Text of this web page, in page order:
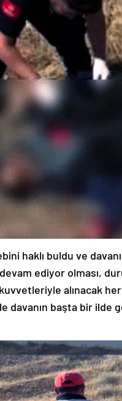
haklı buldu ve
ediyor olması,
alınacak
davanın başta bir ilde